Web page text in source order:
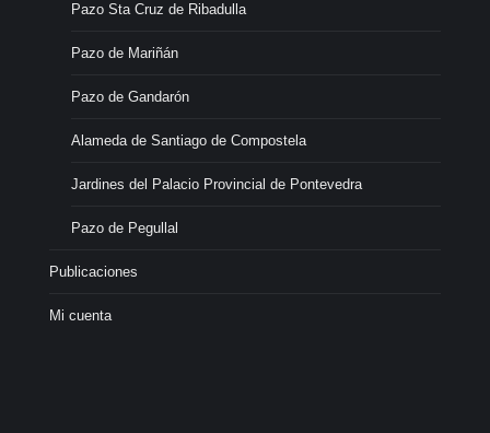
Pazo Sta Cruz de Ribadulla
Pazo de Mariñán
Pazo de Gandarón
Alameda de Santiago de Compostela
Jardines del Palacio Provincial de Pontevedra
Pazo de Pegullal
Publicaciones
Mi cuenta